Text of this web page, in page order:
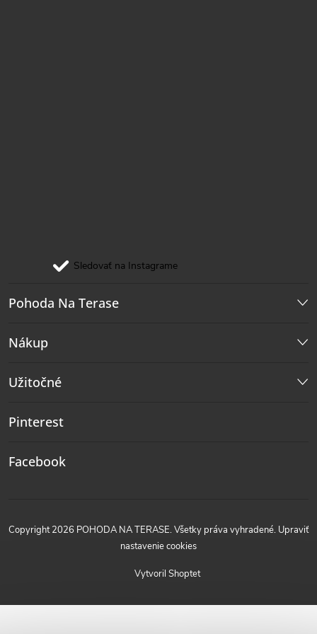
Sledovať na Instagrame
Pohoda Na Terase
Nákup
Užitočné
Pinterest
Facebook
Vytvoril Shoptet
Copyright 2026 POHODA NA TERASE. Všetky práva vyhradené. Upraviť
nastavenie cookies